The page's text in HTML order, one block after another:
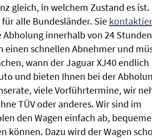
gleich, in welchem Zustand es ist.
alle Bundesländer. Sie
innerhalb von 24 Stunden
einen schnellen Abnehmer und
wann der Jaguar XJ40 endlich
und bieten Ihnen bei der
viele Vorführtermine, wir
TÜV oder anderes. Wir sind im
den Wagen einfach ab,
können. Dazu wird der Wagen